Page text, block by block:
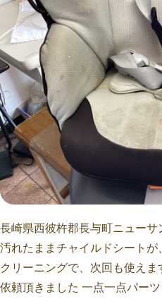
長崎県西彼杵郡長与町ニューサ
汚れたままチャイルドシート
クリーニングで、次回も使え
依頼頂きました 一点一点パー